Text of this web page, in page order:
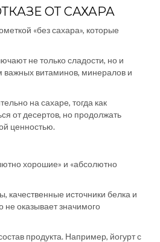
ОТ САХАРА
«без сахара», которые
не только сладости, но и
витаминов, минералов и
на сахаре, тогда как
от десертов, но продолжать
ценностью.
хорошие» и «абсолютно
качественные источники белка и
оказывает значимого
продукта. Например, йогурт с